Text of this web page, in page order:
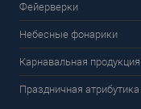
Фейерверки
Небесные фонарики
Карнавальная продукция
Праздничная атрибутика